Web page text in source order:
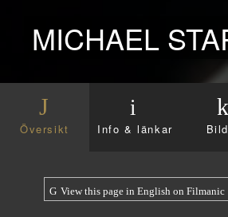
MICHAEL
Översikt Info & länkar
View this page in English on Filmanic